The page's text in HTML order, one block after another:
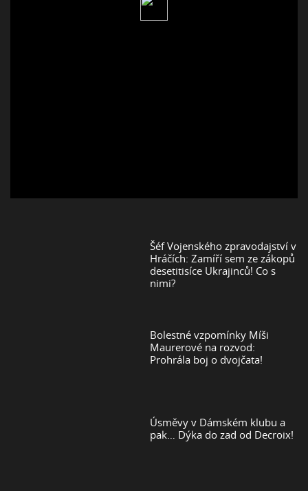
Šéf Vojenského zpravodajství v
Hráčích: Zamíří sem ze zákopů
desetitisíce Ukrajinců! Co s
nimi?
Bolestné vzpomínky Míši
Maurerové na rozvod:
Prohrála boj o dvojčata!
Úsměvy v Dámském klubu a
pak… Dýka do zad od Decroix!